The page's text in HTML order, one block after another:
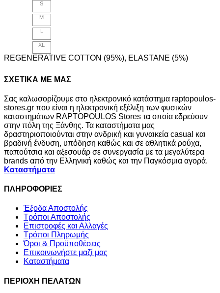
S
M
XL
REGENERATIVE COTTON (95%), ELASTANE (5%)
ΣΧΕΤΙΚΑ ΜΕ ΜΑΣ
Σας καλωσορίζουμε στο ηλεκτρονικό κατάστημα raptopoulos-
stores.gr που είναι η ηλεκτρονική εξέλιξη των φυσικών
καταστημάτων RAPTOPOULOS Stores τα οποία εδρεύουν
στην πόλη της Ξάνθης. Τα καταστήματα μας
δραστηριοποιούνται στην ανδρική και γυναικεία casual και
βραδινή ένδυση, υπόδηση καθώς και σε αθλητικά ρούχα,
παπούτσια και αξεσουάρ σε συνεργασία με τα μεγαλύτερα
brands από την Ελληνική καθώς και την Παγκόσμια αγορά.
Καταστήματα
ΠΛΗΡΟΦΟΡΙΕΣ
Έξοδα Αποστολής
Τρόποι Αποστολής
Επιστροφές και Αλλαγές
Τρόποι Πληρωμής
Όροι & Προϋποθέσεις
Επικοινωνήστε μαζί μας
Καταστήματα
ΠΕΡΙΟΧΗ ΠΕΛΑΤΩΝ